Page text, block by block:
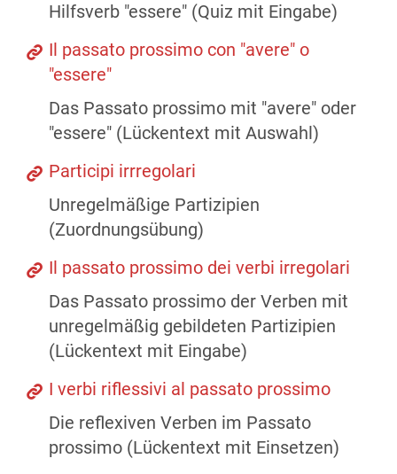
Hilfsverb "essere" (Quiz mit Eingabe)
Il passato prossimo con "avere" o
"essere"
Das Passato prossimo mit "avere" oder
"essere" (Lückentext mit Auswahl)
Participi irrregolari
Unregelmäßige Partizipien
(Zuordnungsübung)
Il passato prossimo dei verbi irregolari
Das Passato prossimo der Verben mit
unregelmäßig gebildeten Partizipien
(Lückentext mit Eingabe)
I verbi riflessivi al passato prossimo
Die reflexiven Verben im Passato
prossimo (Lückentext mit Einsetzen)